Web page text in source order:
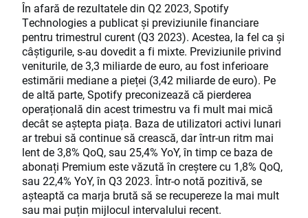
În afară de rezultatele din Q2 2023, Spotify
Technologies a publicat și previziunile financiare
pentru trimestrul curent (Q3 2023). Acestea, la fel ca și
câștigurile, s-au dovedit a fi mixte. Previziunile privind
veniturile, de 3,3 miliarde de euro, au fost inferioare
estimării mediane a pieței (3,42 miliarde de euro). Pe
de altă parte, Spotify preconizează că pierderea
operațională din acest trimestru va fi mult mai mică
decât se aștepta piața. Baza de utilizatori activi lunari
ar trebui să continue să crească, dar într-un ritm mai
lent de 3,8% QoQ, sau 25,4% YoY, în timp ce baza de
abonați Premium este văzută în creștere cu 1,8% QoQ,
sau 22,4% YoY, în Q3 2023. Într-o notă pozitivă, se
așteaptă ca marja brută să se recupereze la mai mult
sau mai puțin mijlocul intervalului recent.